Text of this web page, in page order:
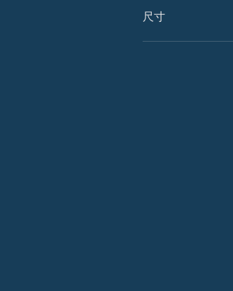
尺寸
10*12cm